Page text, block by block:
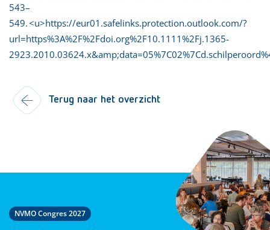
543–
549. <u>https://eur01.safelinks.protection.outlook.com/?
url=https%3A%2F%2Fdoi.org%2F10.1111%2Fj.1365-
Terug naar het overzicht
NVMO Congres 2027